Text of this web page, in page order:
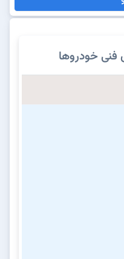
فنی خودروها